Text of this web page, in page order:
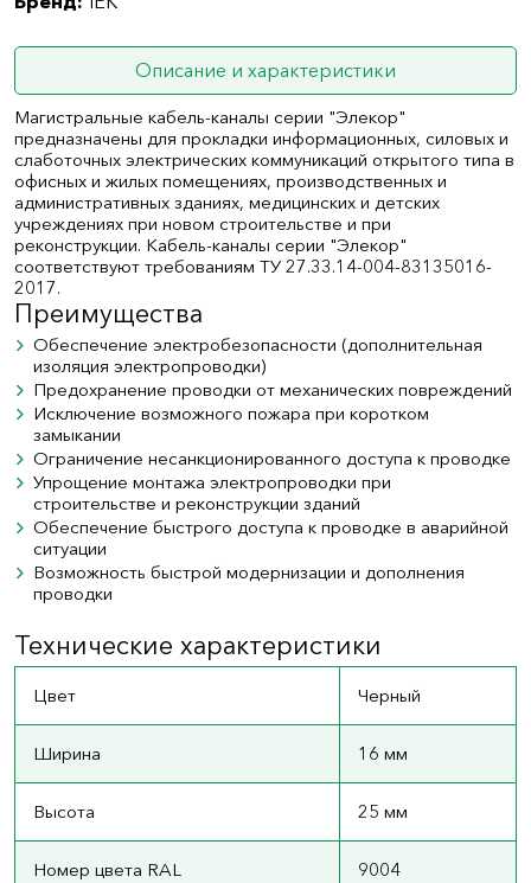
Описание и характеристики
Магистральные кабель-каналы серии "Элекор"
предназначены для прокладки информационных, силовых и
слаботочных электрических коммуникаций открытого типа в
офисных и жилых помещениях, производственных и
административных зданиях, медицинских и детских
учреждениях при новом строительстве и при
реконструкции. Кабель-каналы серии "Элекор"
соответствуют требованиям ТУ 27.33.14-004-83135016-
2017.
Преимущества
Обеспечение электробезопасности (дополнительная
изоляция электропроводки)
Предохранение проводки от механических повреждений
Исключение возможного пожара при коротком
замыкании
Ограничение несанкционированного доступа к проводке
Упрощение монтажа электропроводки при
строительстве и реконструкции зданий
Обеспечение быстрого доступа к проводке в аварийной
ситуации
Возможность быстрой модернизации и дополнения
проводки
Технические характеристики
Цвет Черный
Ширина 16 мм
Высота 25 мм
Номер цвета RAL 9004